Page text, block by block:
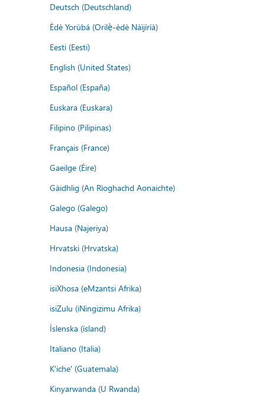
Deutsch (Deutschland)
Èdè Yorùbá (Orilẹ̀-èdè Nàìjíríà)
Eesti (Eesti)
English (United States)
Español (España)
Euskara (Euskara)
Filipino (Pilipinas)
Français (France)
Gaeilge (Éire)
Gàidhlig (An Rìoghachd Aonaichte)
Galego (Galego)
Hausa (Najeriya)
Hrvatski (Hrvatska)
Indonesia (Indonesia)
isiXhosa (eMzantsi Afrika)
isiZulu (iNingizimu Afrika)
Íslenska (ísland)
Italiano (Italia)
K'iche' (Guatemala)
Kinyarwanda (U Rwanda)